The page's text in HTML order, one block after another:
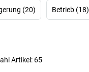
(20) Betrieb (18)
Artikel: 65